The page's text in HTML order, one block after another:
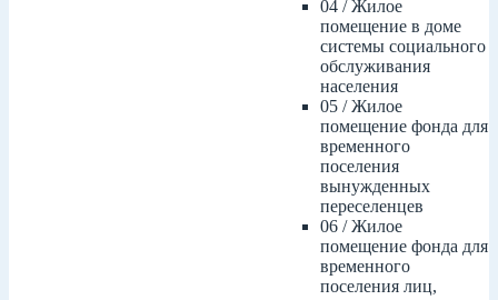
04 / Жилое
помещение в доме
системы социального
обслуживания
населения
05 / Жилое
помещение фонда для
временного
поселения
вынужденных
переселенцев
06 / Жилое
помещение фонда для
временного
поселения лиц,